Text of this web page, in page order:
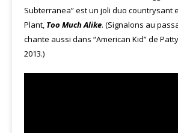
Subterranea” est un joli duo countrysant
Plant, Too Much Alike. (Signalons au
chante aussi dans “American Kid” de
2013.)